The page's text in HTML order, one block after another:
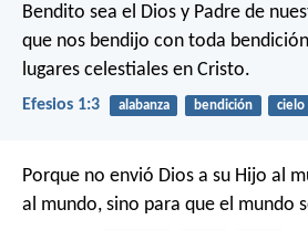
Bendito sea el Dios y Padre de
que nos bendijo con toda
lugares celestiales en Cristo.
Efesios 1:3 alabanza bendición cielo
Porque no envió Dios a su Hijo al
al mundo, sino para que el mundo